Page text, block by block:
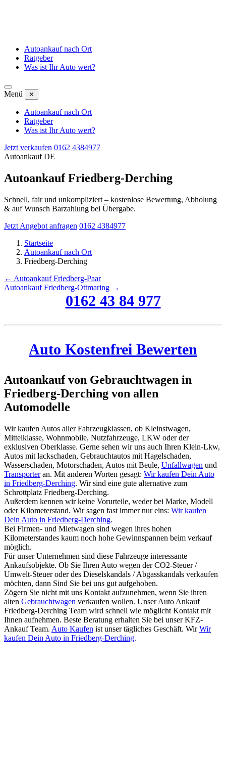
Autoankauf nach Ort
Ratgeber
Was ist Ihr Auto wert?
Menü ✕
Autoankauf nach Ort
Ratgeber
Was ist Ihr Auto wert?
Jetzt verkaufen 0162 4384977
Autoankauf DE
Autoankauf Friedberg-Derching
Schnell, fair und unkompliziert – kostenlose Bewertung, Abholung
& auf Wunsch Barzahlung bei Übergabe.
Jetzt Angebot anfragen 0162 4384977
Startseite
Autoankauf nach Ort
Friedberg-Derching
← Autoankauf Friedberg-Paar
Autoankauf Friedberg-Ottmaring →
0162 43 84 977
Auto Kostenfrei Bewerten
Autoankauf von Gebrauchtwagen in
Friedberg-Derching von allen
Automodelle
Wir kaufen Autos aller Fahrzeugklassen, ob Kleinstwagen,
Mittelklasse, Wohnmobile, Nutzfahrzeuge, LKW oder der
exklusiven Oberklasse. Gerne sehen wir uns auch Ihren Klein-Lkw,
Autos mit lackschaden, Gebrauchtautos mit Hagelschaden,
Wasserschaden, Motorschaden, Autos mit Beule, Unfallwagen und
Transporteran. Mit anderen Worten gesagt: Wir kaufen Dein Auto
in Friedberg-Derching. Wir sind eine gute alternative zum
Schrottplatz Friedberg-Derching.
Außerdem kennen wir keine Vorurteile, weder bei Marke, Modell
oder Kilometerstand. Wir sagen fast immer nur eins: Wir kaufen
Dein Auto in Friedberg-Derching.
Bei Firmen- und Mietwagen sind wegen ihres hohen
Kilometerstandes kaum noch hohe Gewinnspannen beim verkauf
möglich.
Für unser Unternehmen sind diese Fahrzeuge interessante
Ankaufsobjekte. Ob Sie Ihren Auto wegen der CO2-Steuer /
Umwelt-Steuer oder des Dieselskandals / Abgasskandals verkaufen
möchten, dann Sind Sie bei uns gut aufgehoben.
Zögern Sie nicht mit uns Kontakt aufzunehmen, wenn Sie ihren
alten Gebrauchtwagen verkaufen wollen. Unser Auto Ankauf
Friedberg-Derching Team wird schnell wie möglicht Kontakt mit
Ihnen aufnehmen. Beste Beratung erhalten Sie bei unser KFZ-
Ankauf Team. Auto Kaufen ist unser tägliches Geschäft. WirWir
kaufen Dein Auto in Friedberg-Derching.